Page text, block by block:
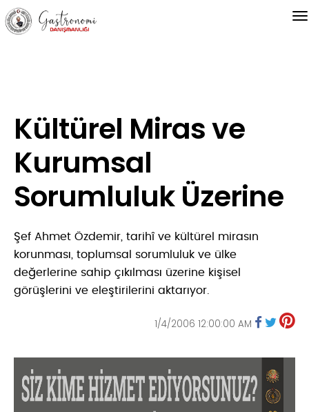
Kültürel Miras ve
Kurumsal
Sorumluluk Üzerine
Şef Ahmet Özdemir, tarihî ve kültürel mirasın
korunması, toplumsal sorumluluk ve ülke
değerlerine sahip çıkılması üzerine kişisel
görüşlerini ve eleştirilerini aktarıyor.
1/4/2006 12:00:00 AM